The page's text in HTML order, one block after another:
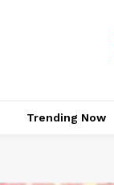
Trending Now